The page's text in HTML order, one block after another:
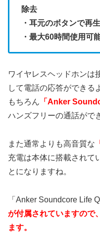
除去
・耳元のボタンで再
・最大60時間使用可
ワイヤレスヘッドホンは
して電話の応答ができる
もちろん 「Anker
ハンズフリーの通話がで
また通常よりも高音質な
充電は本体に搭載されて
とになりますね。
「Anker Soundcore Life
が付属されていますので
ます。